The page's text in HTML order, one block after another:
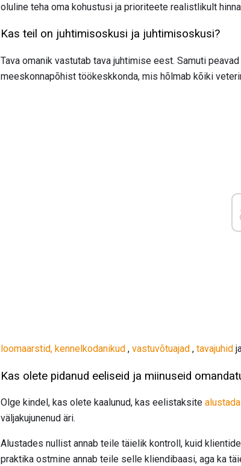
oluline teha oma kohustusi ja prioriteete realistlikult
Kas teil on juhtimisoskusi ja juhtimisoskusi?
Tava omanik vastutab tava juhtimise eest. Samuti
meeskonnapõhist töökeskkonda, mis hõlmab kõiki
loomaarstid, kennelkodanikud , vastuvõtuajad , tavajuhid
Kas olete pidanud eeliseid ja miinuseid
Olge kindel, kas olete kaalunud, kas eelistaksite
väljakujunenud äri.
Alustades nullist annab teile täielik kontroll, kuid
praktika ostmine annab teile selle kliendibaasi, aga ka